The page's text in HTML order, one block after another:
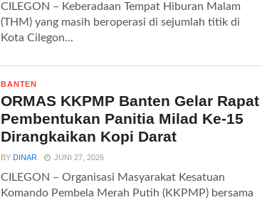
CILEGON – Keberadaan Tempat Hiburan Malam
(THM) yang masih beroperasi di sejumlah titik di
Kota Cilegon...
BANTEN
ORMAS KKPMP Banten Gelar Rapat
Pembentukan Panitia Milad Ke-15
Dirangkaikan Kopi Darat
BY DINAR JUNI 27, 2026
CILEGON – Organisasi Masyarakat Kesatuan
Komando Pembela Merah Putih (KKPMP) bersama